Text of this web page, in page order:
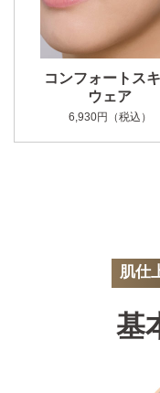
コンフォートス
ウェア
6,930円（税込）
肌仕
基